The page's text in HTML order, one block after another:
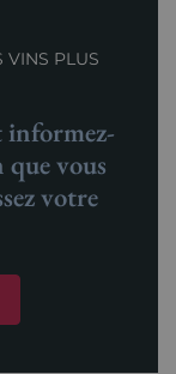
VINS PLUS
informez-
que vous
votre